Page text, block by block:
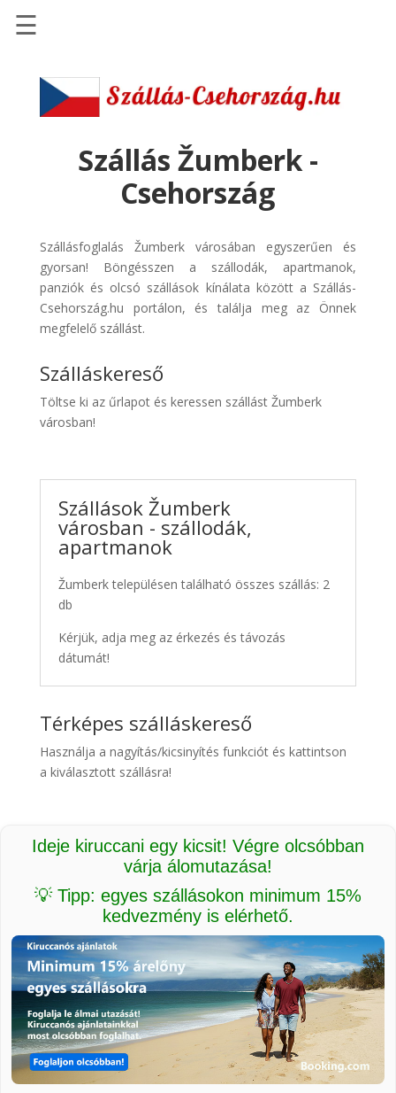
Szállások
Szállásinfo.eu
pénzvisszatérítéssel
Discover
Cars
Transzfer
Kiwi
Taxi
☰
Szállás Žumberk -
Csehország
Szállásfoglalás Žumberk városában egyszerűen és
gyorsan! Böngésszen a szállodák, apartmanok,
panziók és olcsó szállások kínálata között a Szállás-
Csehország.hu portálon, és találja meg az Önnek
megfelelő szállást.
Szálláskereső
Töltse ki az űrlapot és keressen szállást Žumberk
városban!
Szállások Žumberk
városban - szállodák,
apartmanok
Žumberk településen található összes szállás: 2
db
Kérjük, adja meg az érkezés és távozás
dátumát!
Térképes szálláskereső
Használja a nagyítás/kicsinyítés funkciót és kattintson
a kiválasztott szállásra!
Ideje kiruccani egy kicsit! Végre olcsóbban
várja álomutazása!
💡 Tipp: egyes szállásokon minimum 15%
kedvezmény is elérhető.